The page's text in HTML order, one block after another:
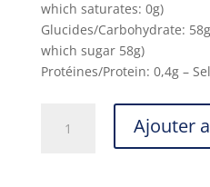
which saturates: 0g)
Glucides/Carbohydrate:
which sugar 58g)
Protéines/Protein: 0,4g –
Ajouter